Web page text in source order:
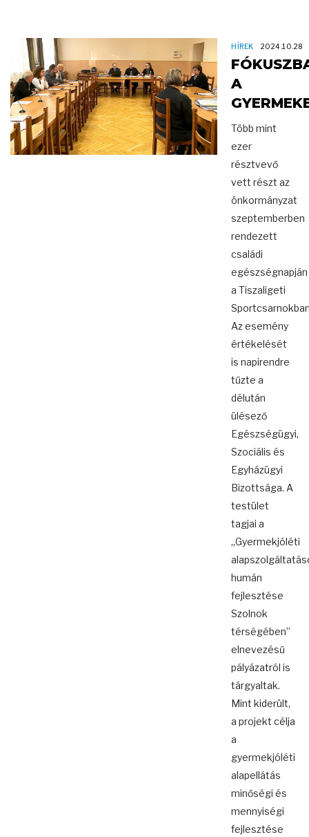
HÍREK 2024.10.28
A
Több mint
ezer
résztvevő
vett részt az
önkormányzat
szeptemberben
rendezett
családi
egészségnapján
a Tiszaligeti
Az esemény
értékelését
is napirendre
tűzte a
délután
ülésező
Egészségügyi,
Szociális és
Egyházügyi
Bizottsága. A
testület
tagjai a
„Gyermekjóléti
humán
fejlesztése
Szolnok
térségében”
elnevezésű
pályázatról is
tárgyaltak.
Mint kiderült,
a projekt célja
a
gyermekjóléti
alapellátás
minőségi és
mennyiségi
fejlesztése